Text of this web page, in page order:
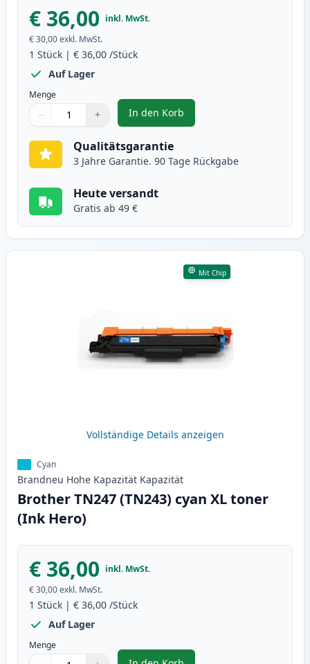
€ 36,00 inkl. MwSt.
€ 30,00exkl. MwSt.
1 Stück | € 36,00 /Stück
Auf Lager
Menge
Verwenden Sie die Tasten, um anzupassen
− +
1
In den Korb
, Brother TN247 (TN243)
Qualitätsgarantie
3 Jahre Garantie. 90 Tage Rückgabe
Heute versandt
Gratis ab 49 €
Mit Chip
Vollständige Details anzeigen
Cyan
Brandneu Hohe Kapazität Kapazität
Brother TN247 (TN243) cyan XL toner
(Ink Hero)
€ 36,00 inkl. MwSt.
€ 30,00exkl. MwSt.
1 Stück | € 36,00 /Stück
Auf Lager
Menge